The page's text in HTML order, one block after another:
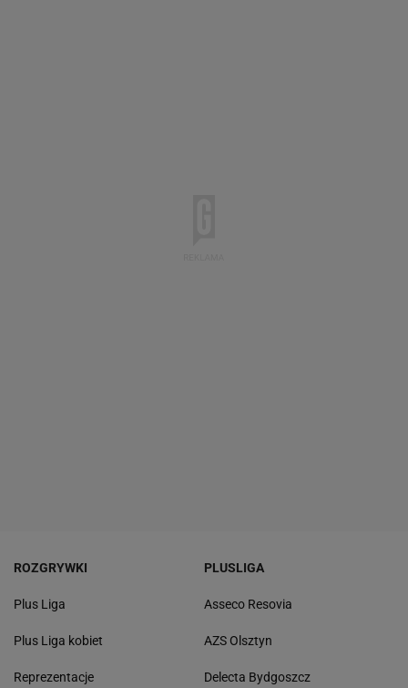
ROZGRYWKI
Plus Liga
Plus Liga kobiet
Reprezentacje
PLUSLIGA
Asseco Resovia
AZS Olsztyn
Delecta Bydgoszcz